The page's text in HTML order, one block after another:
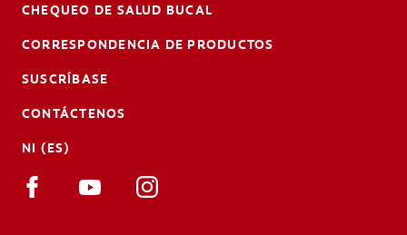
CHEQUEO DE SALUD BUCAL
CORRESPONDENCIA DE PRODUCTOS
SUSCRÍBASE
CONTÁCTENOS
NI (ES)